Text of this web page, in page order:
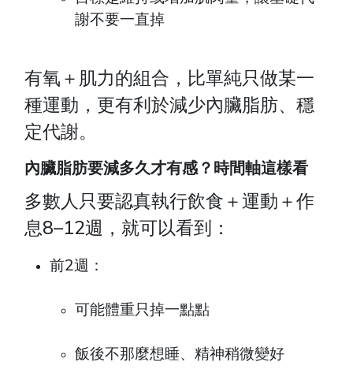
謝不要一直掉
有氧＋肌力的組合，比單純只做某一
種運動，更有利於減少內臟脂肪、穩
定代謝。
內臟脂肪要減多久才有感？時間軸這樣看
多數人只要認真執行飲食＋運動＋作
息8–12週，就可以看到：
前2週：
可能體重只掉一點點
飯後不那麼想睡、精神稍微變好